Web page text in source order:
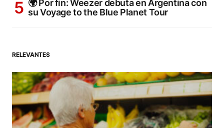
🌍 Por fin: Weezer debuta en Argentina con
su Voyage to the Blue Planet Tour
RELEVANTES